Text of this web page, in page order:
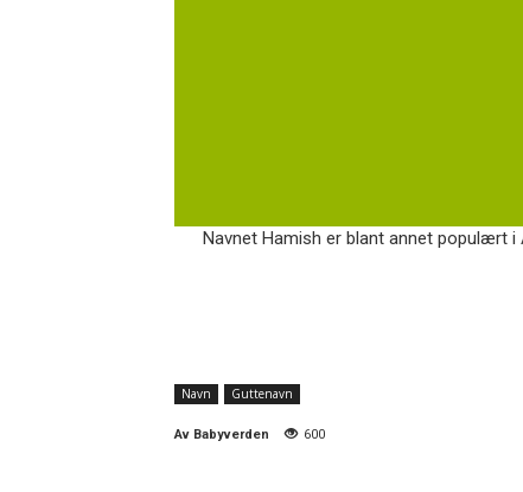
Navnet Hamish er blant annet populært i
Navn Guttenavn
Av Babyverden 600